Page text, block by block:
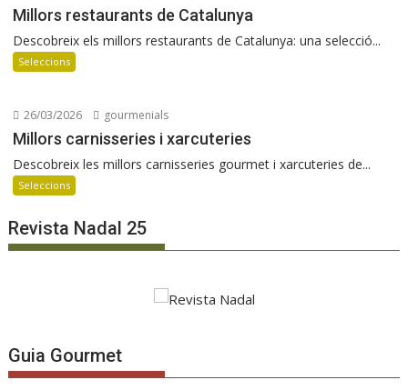
Millors restaurants de Catalunya
Descobreix els millors restaurants de Catalunya: una selecció...
Seleccions
26/03/2026 gourmenials
Millors carnisseries i xarcuteries
Descobreix les millors carnisseries gourmet i xarcuteries de...
Seleccions
Revista Nadal 25
Guia Gourmet